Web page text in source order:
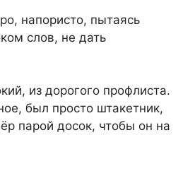
напористо, пытаясь
слов, не дать
из дорогого профлиста.
был просто штакетник,
парой досок, чтобы он на